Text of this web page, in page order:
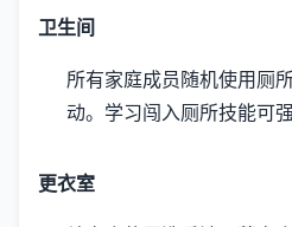
卫生间
所有家庭成员随机使用厕
动。 学习闯入厕所技能可
更衣室